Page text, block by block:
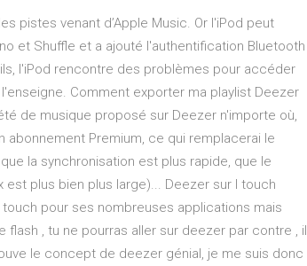
pistes venant d’Apple Music. Or l'iPod peut
et Shuffle et a ajouté l'authentification Bluetooth
l'iPod rencontre des problèmes pour accéder
Comment exporter ma playlist Deezer
de musique proposé sur Deezer n'importe où,
abonnement Premium, ce qui remplacerai le
la synchronisation est plus rapide, que le
plus bien plus large)... Deezer sur I touch
pour ses nombreuses applications mais
, tu ne pourras aller sur deezer par contre , il
le concept de deezer génial, je me suis donc